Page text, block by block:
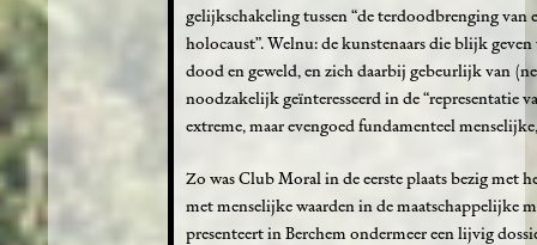
gelijkschakeling tussen “de terdoodbrenging van
holocaust”. Welnu: de kunstenaars die blijk
dood en geweld, en zich daarbij gebeurlijk van
noodzakelijk geïnteresseerd in de “representatie
extreme, maar evengoed fundamenteel
Zo was Club Moral in de eerste plaats bezig met
met menselijke waarden in de maatschappelijke
presenteert in Berchem ondermeer een lijvig